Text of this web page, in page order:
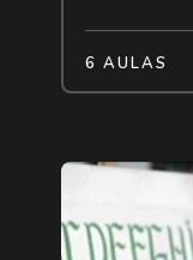
6 AULAS